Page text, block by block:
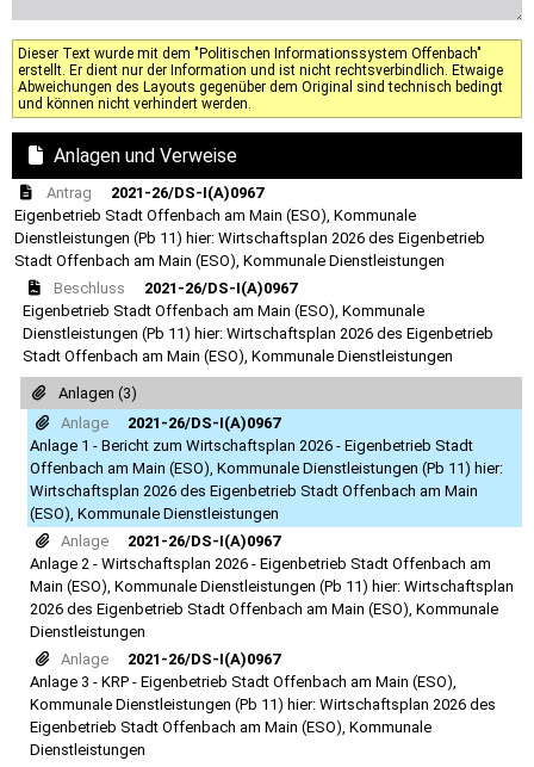
Dieser Text wurde mit dem "Politischen Informationssystem Offenbach"
erstellt. Er dient nur der Information und ist nicht rechtsverbindlich. Etwaige
Abweichungen des Layouts gegenüber dem Original sind technisch bedingt
und können nicht verhindert werden.
Anlagen und Verweise
Antrag
2021-26/DS-I(A)0967
Eigenbetrieb Stadt Offenbach am Main (ESO), Kommunale
Dienstleistungen (Pb 11) hier: Wirtschaftsplan 2026 des Eigenbetrieb
Stadt Offenbach am Main (ESO), Kommunale Dienstleistungen
Beschluss
2021-26/DS-I(A)0967
Eigenbetrieb Stadt Offenbach am Main (ESO), Kommunale
Dienstleistungen (Pb 11) hier: Wirtschaftsplan 2026 des Eigenbetrieb
Stadt Offenbach am Main (ESO), Kommunale Dienstleistungen
Anlagen (3)
Anlage
2021-26/DS-I(A)0967
Anlage 1 - Bericht zum Wirtschaftsplan 2026 - Eigenbetrieb Stadt
Offenbach am Main (ESO), Kommunale Dienstleistungen (Pb 11) hier:
Wirtschaftsplan 2026 des Eigenbetrieb Stadt Offenbach am Main
(ESO), Kommunale Dienstleistungen
Anlage
2021-26/DS-I(A)0967
Anlage 2 - Wirtschaftsplan 2026 - Eigenbetrieb Stadt Offenbach am
Main (ESO), Kommunale Dienstleistungen (Pb 11) hier: Wirtschaftsplan
2026 des Eigenbetrieb Stadt Offenbach am Main (ESO), Kommunale
Dienstleistungen
Anlage
2021-26/DS-I(A)0967
Anlage 3 - KRP - Eigenbetrieb Stadt Offenbach am Main (ESO),
Kommunale Dienstleistungen (Pb 11) hier: Wirtschaftsplan 2026 des
Eigenbetrieb Stadt Offenbach am Main (ESO), Kommunale
Dienstleistungen